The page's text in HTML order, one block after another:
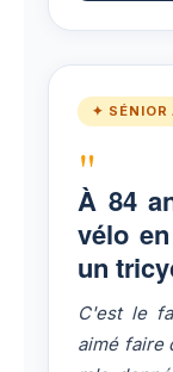
✦ SÉNIOR
"
À 84
vélo
un
C'est le
aimé faire